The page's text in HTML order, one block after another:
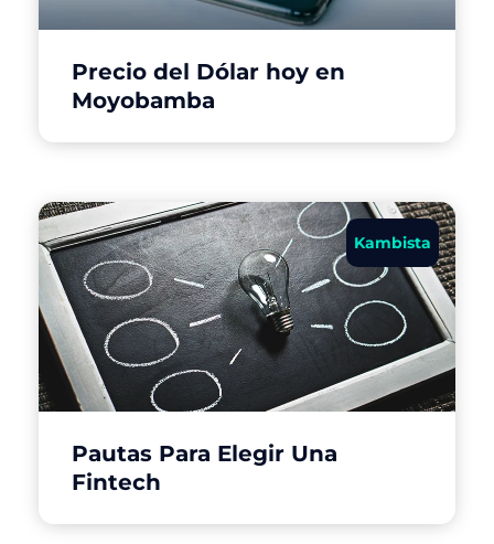
Precio del Dólar hoy en
Moyobamba
Kambista
Pautas Para Elegir Una
Fintech